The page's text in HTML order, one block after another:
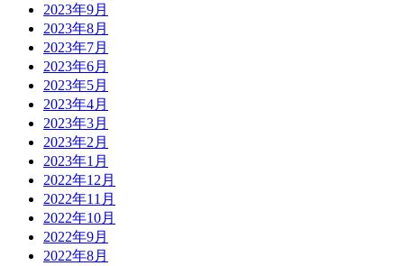
2023年9月
2023年8月
2023年7月
2023年6月
2023年5月
2023年4月
2023年3月
2023年2月
2023年1月
2022年12月
2022年11月
2022年10月
2022年9月
2022年8月